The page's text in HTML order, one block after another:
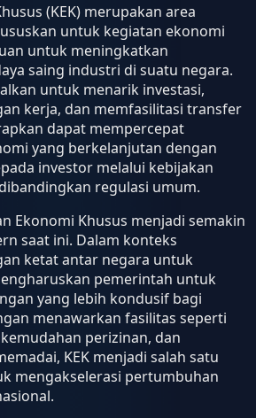
(KEK) merupakan area
untuk kegiatan ekonomi
untuk meningkatkan
saing industri di suatu negara.
untuk menarik investasi,
kerja, dan memfasilitasi transfer
dapat mempercepat
yang berkelanjutan dengan
investor melalui kebijakan
regulasi umum.
Ekonomi Khusus menjadi semakin
saat ini. Dalam konteks
ketat antar negara untuk
pemerintah untuk
yang lebih kondusif bagi
menawarkan fasilitas seperti
perizinan, dan
KEK menjadi salah satu
mengakselerasi pertumbuhan